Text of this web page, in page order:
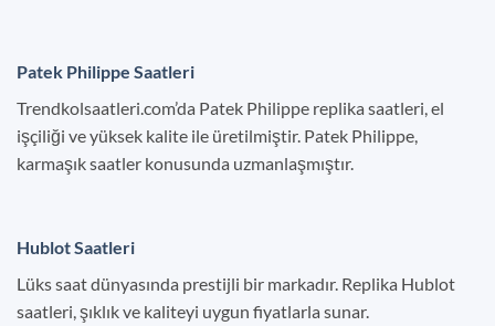
Patek Philippe Saatleri
Trendkolsaatleri.com’da Patek Philippe replika saatleri, el
işçiliği ve yüksek kalite ile üretilmiştir. Patek Philippe,
karmaşık saatler konusunda uzmanlaşmıştır.
Hublot Saatleri
Lüks saat dünyasında prestijli bir markadır. Replika Hublot
saatleri, şıklık ve kaliteyi uygun fiyatlarla sunar.